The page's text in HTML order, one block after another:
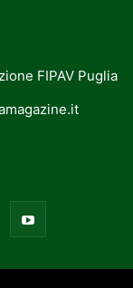
FIPAV Puglia